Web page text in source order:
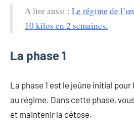
A lire aussi : Le régime de
10 kilos en 2 semaines.
La phase 1
La phase 1 est le jeûne initial
au régime. Dans cette phase,
et maintenir la cétose.